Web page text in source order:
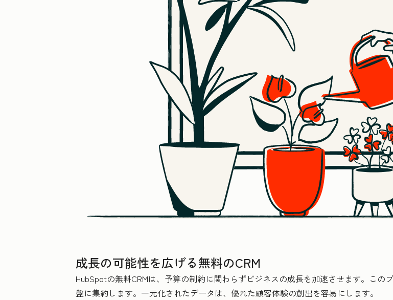
成長の可能性を広げる無料のCRM
HubSpotの無料CRMは、予算の制約に関わらずビジネスの成長を加速させます。こ
盤に集約します。一元化されたデータは、優れた顧客体験の創出を容易にします。